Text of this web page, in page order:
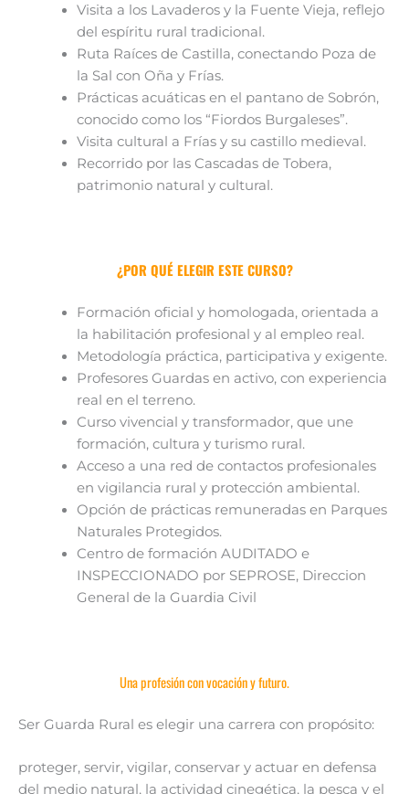
Visita a los Lavaderos y la Fuente Vieja, reflejo
del espíritu rural tradicional.
Ruta Raíces de Castilla, conectando Poza de
la Sal con Oña y Frías.
Prácticas acuáticas en el pantano de Sobrón,
conocido como los “Fiordos Burgaleses”.
Visita cultural a Frías y su castillo medieval.
Recorrido por las Cascadas de Tobera,
patrimonio natural y cultural.
¿POR QUÉ ELEGIR ESTE CURSO?
Formación oficial y homologada, orientada a
la habilitación profesional y al empleo real.
Metodología práctica, participativa y exigente.
Profesores Guardas en activo, con experiencia
real en el terreno.
Curso vivencial y transformador, que une
formación, cultura y turismo rural.
Acceso a una red de contactos profesionales
en vigilancia rural y protección ambiental.
Opción de prácticas remuneradas en Parques
Naturales Protegidos.
Centro de formación AUDITADO e
INSPECCIONADO por SEPROSE, Direccion
General de la Guardia Civil
Una profesión con vocación y futuro.
Ser Guarda Rural es elegir una carrera con propósito:
proteger, servir, vigilar, conservar y actuar en defensa
del medio natural, la actividad cinegética, la pesca y el